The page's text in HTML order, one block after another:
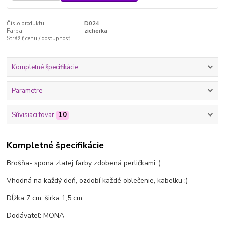
Číslo produktu:
D024
Farba:
zicherka
Strážiť cenu / dostupnosť
Kompletné špecifikácie
Parametre
Súvisiaci tovar 10
Kompletné špecifikácie
Brošňa- spona zlatej farby zdobená perličkami :)
Vhodná na každý deň, ozdobí každé oblečenie, kabelku :)
Dĺžka 7 cm, širka 1,5 cm.
Dodávateľ: MONA